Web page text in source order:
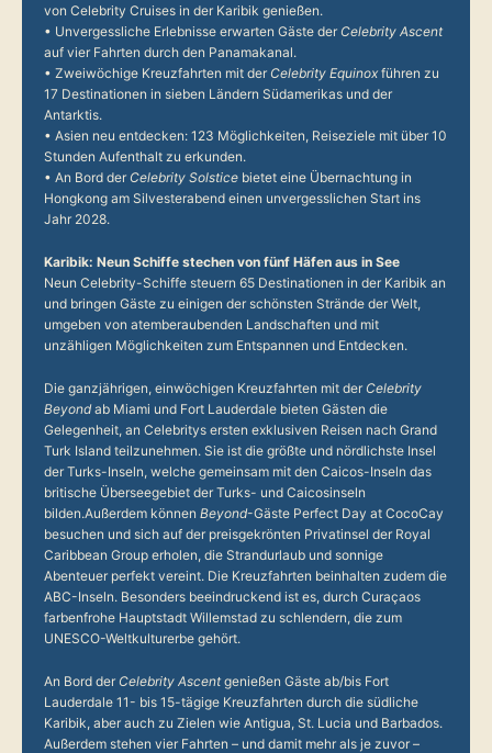
von Celebrity Cruises in der Karibik genießen.
• Unvergessliche Erlebnisse erwarten Gäste derCelebrity Ascent
auf vier Fahrten durch den Panamakanal.
• Zweiwöchige Kreuzfahrten mit derCelebrity Equinoxführen zu
17 Destinationen in sieben Ländern Südamerikas und der
Antarktis.
• Asien neu entdecken: 123 Möglichkeiten, Reiseziele mit über 10
Stunden Aufenthalt zu erkunden.
• An Bord derCelebrity Solstice bietet eine Übernachtung in
Hongkong am Silvesterabend einen unvergesslichen Start ins
Jahr 2028.
Karibik: Neun Schiffe stechen von fünf Häfen aus in See
Neun Celebrity-Schiffe steuern 65 Destinationen in der Karibik an
und bringen Gäste zu einigen der schönsten Strände der Welt,
umgeben von atemberaubenden Landschaften und mit
unzähligen Möglichkeiten zum Entspannen und Entdecken.
Die ganzjährigen, einwöchigen Kreuzfahrten mit derCelebrity
Beyondab Miami und Fort Lauderdale bieten Gästen die
Gelegenheit, an Celebritys ersten exklusiven Reisen nach Grand
Turk Island teilzunehmen. Sie ist die größte und nördlichste Insel
der Turks-Inseln, welche gemeinsam mit den Caicos-Inseln das
britische Überseegebiet der Turks- und Caicosinseln
bilden.Außerdem können Beyond-Gäste Perfect Day at CocoCay
besuchen und sich auf der preisgekrönten Privatinsel der Royal
Caribbean Group erholen, die Strandurlaub und sonnige
Abenteuer perfekt vereint. Die Kreuzfahrten beinhalten zudem die
ABC-Inseln. Besonders beeindruckend ist es, durch Curaçaos
farbenfrohe Hauptstadt Willemstad zu schlendern, die zum
UNESCO-Weltkulturerbe gehört.
An Bord derCelebrity Ascentgenießen Gäste ab/bis Fort
Lauderdale 11- bis 15-tägige Kreuzfahrten durch die südliche
Karibik, aber auch zu Zielen wie Antigua, St. Lucia und Barbados.
Außerdem stehen vier Fahrten – und damit mehr als je zuvor –